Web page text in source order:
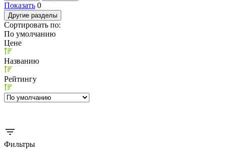
Показать 0
Другие разделы
Сортировать по:
По умолчанию
Цене
Названию
Рейтингу
Фильтры